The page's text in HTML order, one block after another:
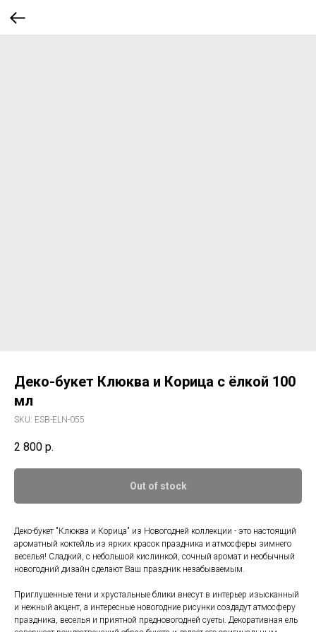
Деко-букет Клюква и Корица с ёлкой 100
мл
SKU: ESB-ELN-055
2 800 р.
Out of stock
Деко-букет "Клюква и Корица" из Новогодней коллекции - это настоящий
ароматный коктейль из ярких красок праздника и атмосферы зимнего
веселья! Сладкий, с небольшой кислинкой, сочный аромат и необычный
новогодний дизайн сделают Ваш праздник незабываемым.
Приглушенные тени и хрустальные блики внесут в интерьер изысканный
и нежный акцент, а интересные новогодние рисунки создадут атмосферу
праздника, веселья и приятной предновогодней суеты. Декоративная ель